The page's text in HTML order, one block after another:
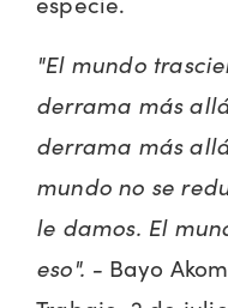
"El mundo
derrama más
derrama más
mundo no se
le damos. El
eso". - Bayo